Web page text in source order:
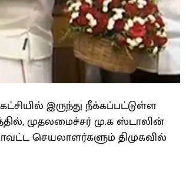
இருந்து நீக்கப்பட்டுள்ள
முதலமைச்சர் மு.க ஸ்டாலின்
செயலாளர்களும் திமுகவில்